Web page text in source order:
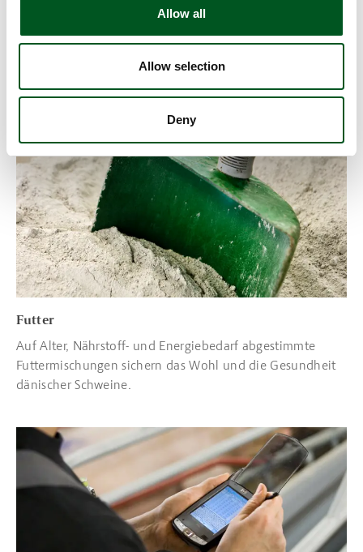
Allow all
Allow selection
Deny
gesunder Tiere, die schnell wachsen, sich gut vermehren
und sich durch hohe Fleischqualität auszeichnen.
Futter
Auf Alter, Nährstoff- und Energiebedarf abgestimmte
Futtermischungen sichern das Wohl und die Gesundheit
dänischer Schweine.
Read more about Qualitätssicherung und Kontrolle